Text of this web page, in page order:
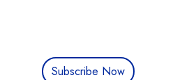
Subscribe Now